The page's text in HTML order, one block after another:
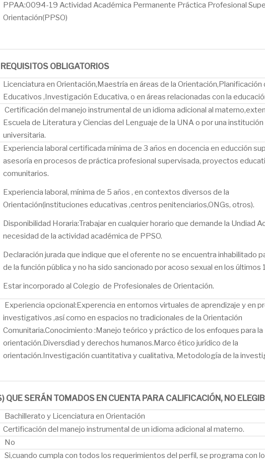
PPAA:0094-19 Actividad Académica Permanente Práctica Profesional
Orientación(PPSO)
REQUISITOS OBLIGATORIOS
Licenciatura en Orientación,Maestría en áreas de la
Educativos ,Investigación Educativa, o en áreas relacionadas con la
Certificación del manejo instrumental de un idioma adicional al
Escuela de Literatura y Ciencias del Lenguaje de la UNA o por una
universitaria.
Experiencia laboral certificada mínima de 3 años en docencia en educción
asesoría en procesos de práctica profesional supervisada, proyectos
comunitarios.
Experiencia laboral, mínima de 5 años , en contextos diversos de la
Orientación(instituciones educativas ,centros penitenciarios,ONGs, otros).
Disponibilidad Horaria:Trabajar en cualquier horario que demande la Undiad
necesidad de la actividad académica de PPSO.
Declaración jurada que indique que el oferente no se encuentra inhabilitado
de la función pública y no ha sido sancionado por acoso sexual en los últimos
Estar incorporado al Colegio de Profesionales de Orientación.
Experiencia opcional:Experencia en entornos virtuales de aprendizaje y en
investigativos ,así como en espacios no tradicionales de la Orientación
Comunitaria.Conocimiento :Manejo teórico y práctico de los enfoques para la
orientación.Diversdiad y derechos humanos.Marco ético jurídico de la
orientación.Investigación cuantitativa y cualitativa, Metodología de la
QUE SERÁN TOMADOS EN CUENTA PARA CALIFICACIÓN, NO
Bachillerato y Licenciatura en Orientación
Certificación del manejo instrumental de un idioma adicional al materno.
No
Si,cuando cumpla con todos los requerimientos del perfil, se programa con